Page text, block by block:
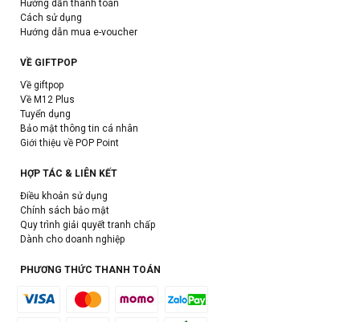
Hướng dẫn thanh toán
Cách sử dụng
Hướng dẫn mua e-voucher
VỀ GIFTPOP
Về giftpop
Về M12 Plus
Tuyển dụng
Bảo mật thông tin cá nhân
Giới thiệu về POP Point
HỢP TÁC & LIÊN KẾT
Điều khoản sử dụng
Chính sách bảo mật
Quy trình giải quyết tranh chấp
Dành cho doanh nghiệp
PHƯƠNG THỨC THANH TOÁN